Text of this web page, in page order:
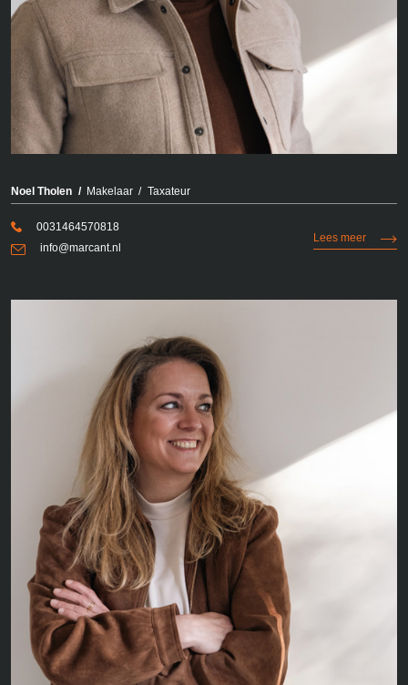
Noel Tholen Makelaar Taxateur
0031464570818
info@marcant.nl
Lees meer